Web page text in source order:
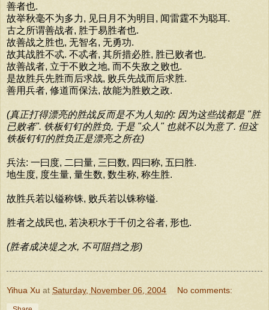
善者也.
故举秋毫不为多力, 见日月不为明目, 闻雷霆不为聪耳.
古之所谓善战者, 胜于易胜者也.
故善战之胜也, 无智名, 无勇功.
故其战胜不忒. 不忒者, 其所措必胜, 胜已败者也.
故善战者, 立于不败之地, 而不失敌之败也.
是故胜兵先胜而后求战, 败兵先战而后求胜.
善用兵者, 修道而保法, 故能为胜败之政.
(真正打得漂亮的胜战反而是不为人知的: 因为这些战都是 "胜
已败者". 铁板钉钉的胜负, 于是 "众人" 也就不以为意了. 但这
铁板钉钉的胜负正是漂亮之所在)
兵法: 一曰度, 二曰量, 三曰数, 四曰称, 五曰胜.
地生度, 度生量, 量生数, 数生称, 称生胜.
故胜兵若以镒称铢, 败兵若以铢称镒.
胜者之战民也, 若决积水于千仞之谷者, 形也.
(胜者成决堤之水, 不可阻挡之形)
Yihua Xu at Saturday, November 06, 2004 No comments: